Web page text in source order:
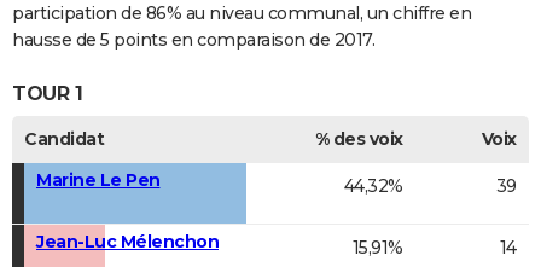
participation de 86% au niveau communal, un chiffre en
hausse de 5 points en comparaison de 2017.
TOUR 1
Candidat % des voix
Voix
Marine Le Pen
44,32% 39
Jean-Luc Mélenchon 15,91% 14